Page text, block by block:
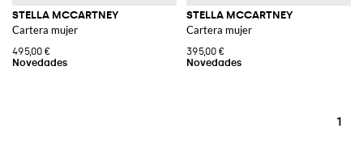
STELLA MCCARTNEY
Cartera mujer
495,00 €
STELLA MCCARTNEY
Cartera mujer
395,00 €
1